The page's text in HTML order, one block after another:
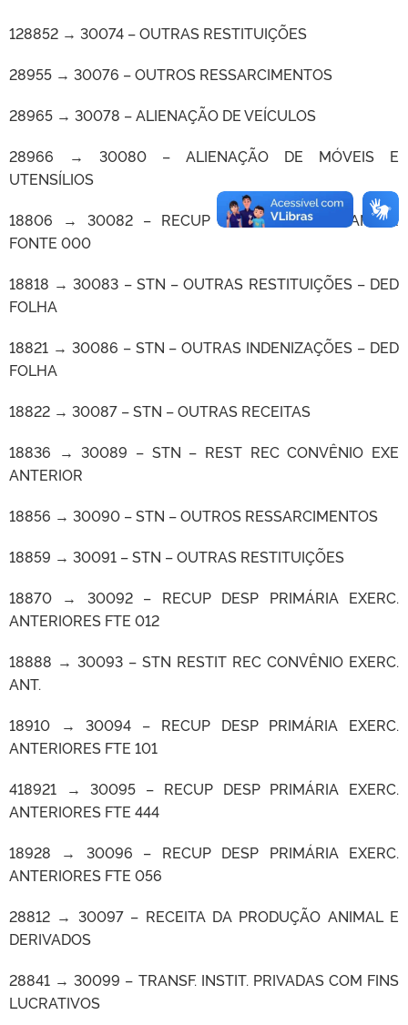
128852 → 30074 – OUTRAS RESTITUIÇÕES
28955 → 30076 – OUTROS RESSARCIMENTOS
28965 → 30078 – ALIENAÇÃO DE VEÍCULOS
28966 → 30080 – ALIENAÇÃO DE MÓVEIS E
UTENSÍLIOS
18806 → 30082 – RECUP DESP PRIM EXE ANTER
FONTE 000
18818 → 30083 – STN – OUTRAS RESTITUIÇÕES – DED
FOLHA
18821 → 30086 – STN – OUTRAS INDENIZAÇÕES – DED
FOLHA
18822 → 30087 – STN – OUTRAS RECEITAS
18836 → 30089 – STN – REST REC CONVÊNIO EXE
ANTERIOR
18856 → 30090 – STN – OUTROS RESSARCIMENTOS
18859 → 30091 – STN – OUTRAS RESTITUIÇÕES
18870 → 30092 – RECUP DESP PRIMÁRIA EXERC.
ANTERIORES FTE 012
18888 → 30093 – STN RESTIT REC CONVÊNIO EXERC.
ANT.
18910 → 30094 – RECUP DESP PRIMÁRIA EXERC.
ANTERIORES FTE 101
418921 → 30095 – RECUP DESP PRIMÁRIA EXERC.
ANTERIORES FTE 444
18928 → 30096 – RECUP DESP PRIMÁRIA EXERC.
ANTERIORES FTE 056
28812 → 30097 – RECEITA DA PRODUÇÃO ANIMAL E
DERIVADOS
28841 → 30099 – TRANSF. INSTIT. PRIVADAS COM FINS
LUCRATIVOS